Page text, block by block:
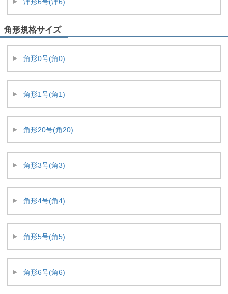
角形規格サイズ
角形0号(角0)
角形1号(角1)
角形20号(角20)
角形3号(角3)
角形4号(角4)
角形5号(角5)
角形6号(角6)